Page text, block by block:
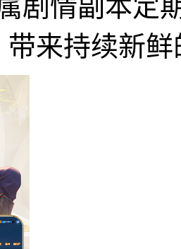
剧情副本定
带来持续新